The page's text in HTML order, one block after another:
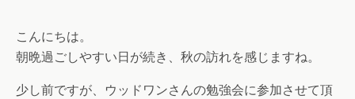
こんにちは。
朝晩過ごしやすい日が続き、秋の訪れを感じますね。
少し前ですが、ウッドワンさんの勉強会に参加させて頂